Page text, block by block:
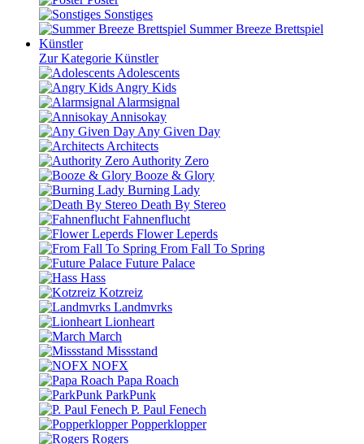
Sonstiges
Summer Breeze Brettspiel
Künstler
Zur Kategorie Künstler
Adolescents
Angry Kids
Alarmsignal
Annisokay
Any Given Day
Architects
Authority Zero
Booze & Glory
Burning Lady
Death By Stereo
Fahnenflucht
Flower Leperds
From Fall To Spring
Future Palace
Hass
Kotzreiz
Landmvrks
Lionheart
March
Missstand
NOFX
Papa Roach
ParkPunk
P. Paul Fenech
Popperklopper
Rogers